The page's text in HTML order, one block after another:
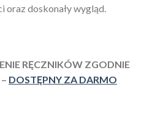
oraz doskonały wygląd.
RĘCZNIKÓW ZGODNIE
DOSTĘPNY ZA DARMO